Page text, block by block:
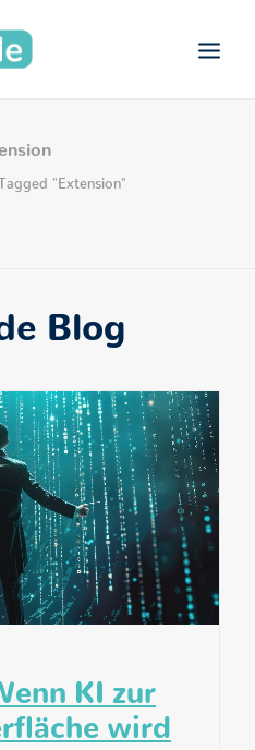
"Extension"
Blog
KI zur
wird